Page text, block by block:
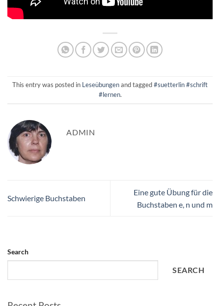
This entry was posted in Leseübungenand tagged#suetterlin #schrift
#lernen.
ADMIN
Schwierige Buchstaben
Eine gute Übung für die
Buchstaben e, n und m
Search
SEARCH